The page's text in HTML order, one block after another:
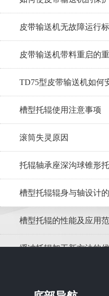
皮带输送机无故障运行
皮带输送机带料重启的
TD75型皮带输送机如何
槽型托辊使用注意事项
滚筒失灵原因
托辊轴承座深沟球锥形
槽型托辊辊身与轴设计
槽型托辊的性能及应用
缓冲托辊加工新方法的